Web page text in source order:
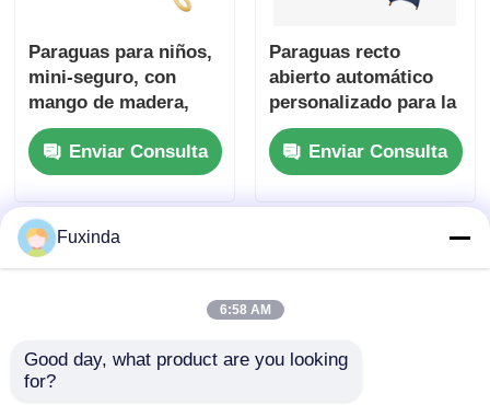
Paraguas para niños,
mini-seguro, con
mango de madera,
paraguas de 17
pulgadas.Enviar Consulta
Paraguas recto
abierto automático
personalizado para la
escuela internacional
LoyolaEnviar Consulta
Fuxinda
6:58 AM
Good day, what product are you looking
for?